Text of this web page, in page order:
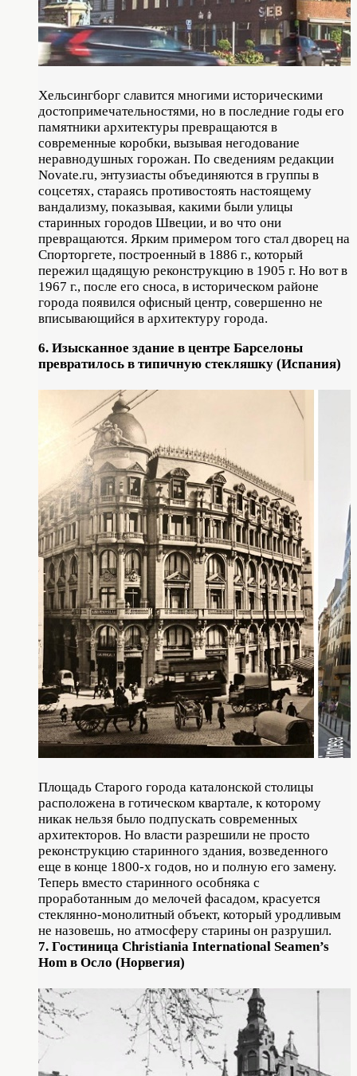
Хельсингборг славится многими историческими
достопримечательностями, но в последние годы его
памятники архитектуры превращаются в
современные коробки, вызывая негодование
неравнодушных горожан. По сведениям редакции
Novate.ru, энтузиасты объединяются в группы в
соцсетях, стараясь противостоять настоящему
вандализму, показывая, какими были улицы
старинных городов Швеции, и во что они
превращаются. Ярким примером того стал дворец на
Спорторгете, построенный в 1886 г., который
пережил щадящую реконструкцию в 1905 г. Но вот в
1967 г., после его сноса, в историческом районе
города появился офисный центр, совершенно не
вписывающийся в архитектуру города.
6. Изысканное здание в центре Барселоны
превратилось в типичную стекляшку (Испания)
Площадь Старого города каталонской столицы
расположена в готическом квартале, к которому
никак нельзя было подпускать современных
архитекторов. Но власти разрешили не просто
реконструкцию старинного здания, возведенного
еще в конце 1800-х годов, но и полную его замену.
Теперь вместо старинного особняка с
проработанным до мелочей фасадом, красуется
стеклянно-монолитный объект, который уродливым
не назовешь, но атмосферу старины он разрушил.
7. Гостиница Christiania International Seamen’s
Hom в Осло (Норвегия)